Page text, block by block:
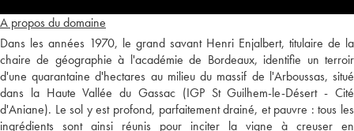
A propos du domaine
Dans les années 1970, le grand savant Henri Enjalbert, titulaire de la
chaire de géographie à l'académie de Bordeaux, identifie un terroir
d'une quarantaine d'hectares au milieu du massif de l'Arboussas, situé
dans la Haute Vallée du Gassac (IGP St Guilhem-le-Désert - Cité
d'Aniane). Le sol y est profond, parfaitement drainé, et pauvre : tous les
ingrédients sont ainsi réunis pour inciter la vigne à creuser en